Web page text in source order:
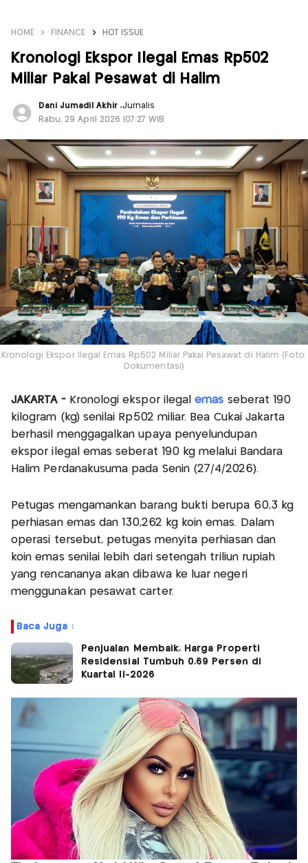
HOME FINANCE HOT ISSUE
Kronologi Ekspor Ilegal Emas Rp502
Miliar Pakai Pesawat di Halim
Dani Jumadil Akhir ,Jurnalis
Rabu, 29 April 2026 |07:27 WIB
Kronologi Ekspor Ilegal Emas Rp502 Miliar Pakai Pesawat di Halim (Foto:
Dokumentasi)
JAKARTA - Kronologi ekspor ilegalemas seberat 190
kilogram (kg) senilai Rp502 miliar. Bea Cukai Jakarta
berhasil menggagalkan upaya penyelundupan
ekspor ilegal emas seberat 190 kg melalui Bandara
Halim Perdanakusuma pada Senin (27/4/2026).
Petugas mengamankan barang bukti berupa 60,3 kg
perhiasan emas dan 130,262 kg koin emas. Dalam
operasi tersebut, petugas menyita perhiasan dan
koin emas senilai lebih dari setengah triliun rupiah
yang rencananya akan dibawa ke luar negeri
menggunakan pesawat carter.
Baca Juga :
Penjualan Membaik, Harga Properti
Residensial Tumbuh 0,69 Persen di
Kuartal II-2026